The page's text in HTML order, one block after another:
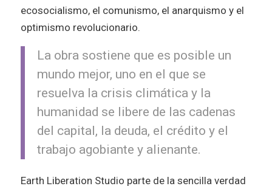
ecosocialismo, el comunismo, el anarquismo y el
optimismo revolucionario.
La obra sostiene que es posible un
mundo mejor, uno en el que se
resuelva la crisis climática y la
humanidad se libere de las cadenas
del capital, la deuda, el crédito y el
trabajo agobiante y alienante.
Earth Liberation Studio parte de la sencilla verdad